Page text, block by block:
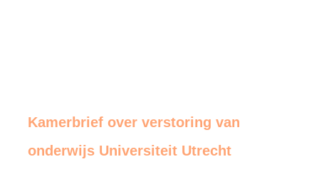
Kamerbrief over verstoring van
onderwijs Universiteit Utrecht